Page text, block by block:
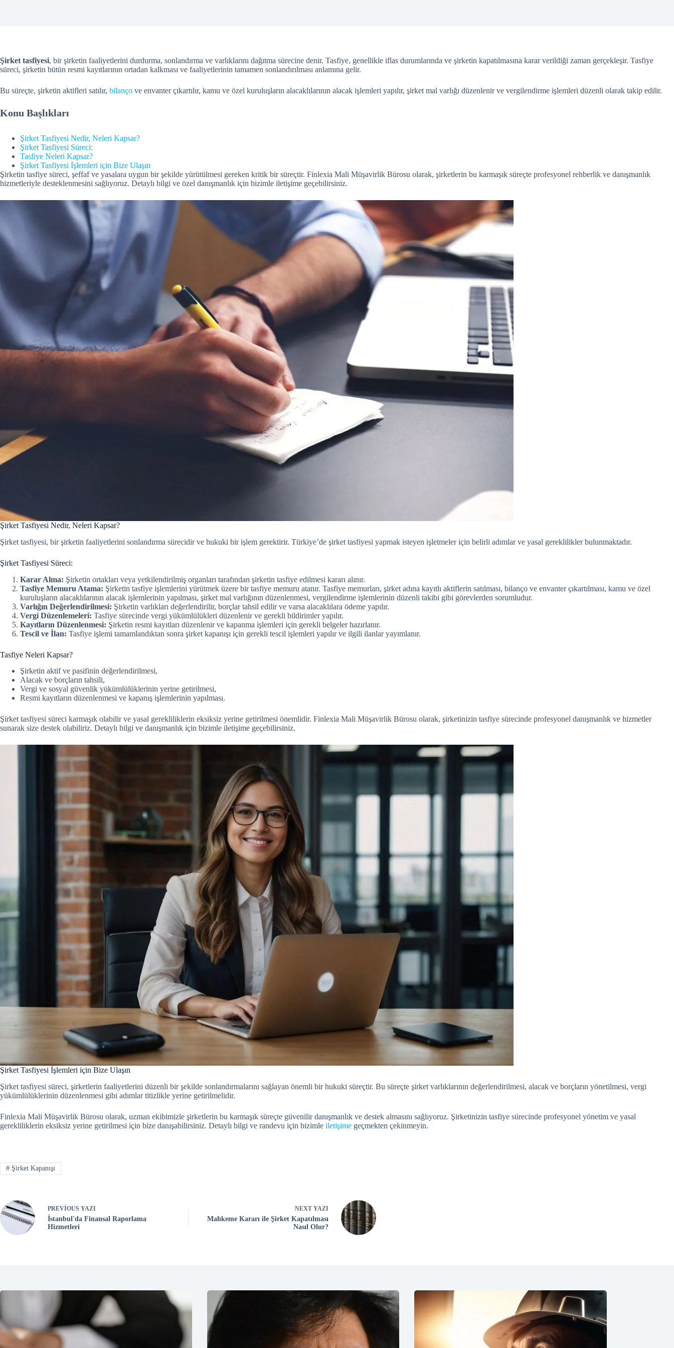
Şirket tasfiyesi, bir şirketin faaliyetlerini durdurma, sonlandırma ve varlıklarını dağıtma sürecine denir. Tasfiye, genellikle iflas durumlarında ve şirketin kapatılmasına karar verildiği zaman gerçekleşir. Tasfiye
süreci, şirketin bütün resmi kayıtlarının ortadan kalkması ve faaliyetlerinin tamamen sonlandırılması anlamına gelir.
Bu süreçte, şirketin aktifleri satılır, bilanço ve envanter çıkartılır, kamu ve özel kuruluşların alacaklılarının alacak işlemleri yapılır, şirket mal varlığı düzenlenir ve vergilendirme işlemleri düzenli olarak takip edilir.
Konu Başlıkları
Şirket Tasfiyesi Nedir, Neleri Kapsar?
Şirket Tasfiyesi Süreci:
Tasfiye Neleri Kapsar?
Şirket Tasfiyesi İşlemleri için Bize Ulaşın
Şirketin tasfiye süreci, şeffaf ve yasalara uygun bir şekilde yürütülmesi gereken kritik bir süreçtir. Finlexia Mali Müşavirlik Bürosu olarak, şirketlerin bu karmaşık süreçte profesyonel rehberlik ve danışmanlık
hizmetleriyle desteklenmesini sağlıyoruz. Detaylı bilgi ve özel danışmanlık için bizimle iletişime geçebilirsiniz.
Şirket Tasfiyesi Nedir, Neleri Kapsar?
Şirket tasfiyesi, bir şirketin faaliyetlerini sonlandırma sürecidir ve hukuki bir işlem gerektirir. Türkiye’de şirket tasfiyesi yapmak isteyen işletmeler için belirli adımlar ve yasal gereklilikler bulunmaktadır.
Şirket Tasfiyesi Süreci:
Karar Alma: Şirketin ortakları veya yetkilendirilmiş organları tarafından şirketin tasfiye edilmesi kararı alınır.
Tasfiye Memuru Atama: Şirketin tasfiye işlemlerini yürütmek üzere bir tasfiye memuru atanır. Tasfiye memurları, şirket adına kayıtlı aktiflerin satılması, bilanço ve envanter çıkartılması, kamu ve özel
kuruluşların alacaklılarının alacak işlemlerinin yapılması, şirket mal varlığının düzenlenmesi, vergilendirme işlemlerinin düzenli takibi gibi görevlerden sorumludur.
Varlığın Değerlendirilmesi: Şirketin varlıkları değerlendirilir, borçlar tahsil edilir ve varsa alacaklılara ödeme yapılır.
Vergi Düzenlemeleri: Tasfiye sürecinde vergi yükümlülükleri düzenlenir ve gerekli bildirimler yapılır.
Kayıtların Düzenlenmesi: Şirketin resmi kayıtları düzenlenir ve kapanma işlemleri için gerekli belgeler hazırlanır.
Tescil ve İlan: Tasfiye işlemi tamamlandıktan sonra şirket kapanışı için gerekli tescil işlemleri yapılır ve ilgili ilanlar yayımlanır.
Tasfiye Neleri Kapsar?
Şirketin aktif ve pasifinin değerlendirilmesi,
Alacak ve borçların tahsili,
Vergi ve sosyal güvenlik yükümlülüklerinin yerine getirilmesi,
Resmi kayıtların düzenlenmesi ve kapanış işlemlerinin yapılması.
Şirket tasfiyesi süreci karmaşık olabilir ve yasal gerekliliklerin eksiksiz yerine getirilmesi önemlidir. Finlexia Mali Müşavirlik Bürosu olarak, şirketinizin tasfiye sürecinde profesyonel danışmanlık ve hizmetler
sunarak size destek olabiliriz. Detaylı bilgi ve danışmanlık için bizimle iletişime geçebilirsiniz.
Şirket Tasfiyesi İşlemleri için Bize Ulaşın
Şirket tasfiyesi süreci, şirketlerin faaliyetlerini düzenli bir şekilde sonlandırmalarını sağlayan önemli bir hukuki süreçtir. Bu süreçte şirket varlıklarının değerlendirilmesi, alacak ve borçların yönetilmesi, vergi
yükümlülüklerinin düzenlenmesi gibi adımlar titizlikle yerine getirilmelidir.
Finlexia Mali Müşavirlik Bürosu olarak, uzman ekibimizle şirketlerin bu karmaşık süreçte güvenilir danışmanlık ve destek almasını sağlıyoruz. Şirketinizin tasfiye sürecinde profesyonel yönetim ve yasal
gerekliliklerin eksiksiz yerine getirilmesi için bize danışabilirsiniz. Detaylı bilgi ve randevu için bizimle iletişime geçmekten çekinmeyin.
#Şirket Kapanışı
PREVIOUS YAZI
İstanbul'da Finansal Raporlama
Hizmetleri
NEXT YAZI
Mahkeme Kararı ile Şirket Kapatılması
Nasıl Olur?